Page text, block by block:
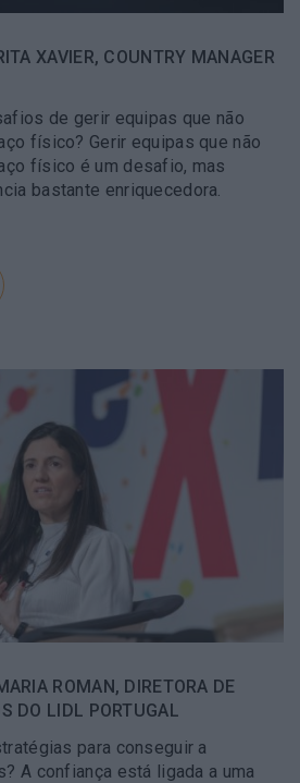
XAVIER, COUNTRY MANAGER
de gerir equipas que não
físico? Gerir equipas que não
físico é um desafio, mas
bastante enriquecedora.
ROMAN, DIRETORA DE
DO LIDL PORTUGAL
para conseguir a
A confiança está ligada a uma